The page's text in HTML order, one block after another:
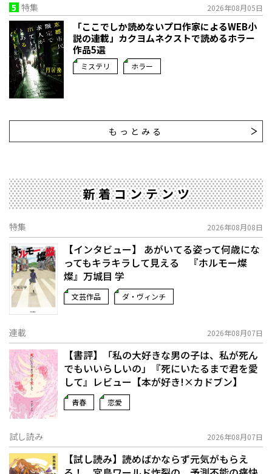
5 特集 2026年08月05日
「ここでしか読めないプロ作家によるWEB小
説の連載」――カクヨムネクストで読めるホラー
作品5選
ミステリ ホラー
もっとみる
新着コンテンツ
特集 2026年08月08日
【インタビュー】 あがいてる姿って何歳にな
ってもキラキラして見える 『ホルモー燦
燦』万城目 学
文芸作品 ダ・ヴィンチ
連載 2026年08月07日
【書評】「私の大好きな男の子は、私が死ん
でもいいらしいの」――『死にいたるまで君を愛
して』レビュー【本が好き!×カドブン】
青春 恋愛
試し読み 2026年08月07日
【試し読み】読めばかならず元気がもらえ